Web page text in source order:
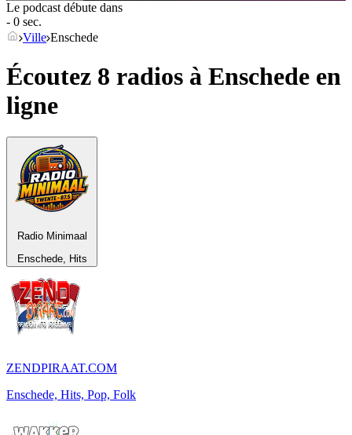
Le podcast débute dans
- 0 sec.
Ville Enschede
Écoutez 8 radios à Enschede en
ligne
Radio Minimaal
Enschede, Hits
ZENDPIRAAT.COM
Enschede, Hits, Pop, Folk